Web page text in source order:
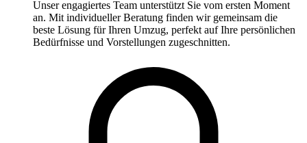
Unser engagiertes Team unterstützt Sie vom ersten Moment
an. Mit individueller Beratung finden wir gemeinsam die
beste Lösung für Ihren Umzug, perfekt auf Ihre persönlichen
Bedürfnisse und Vorstellungen zugeschnitten.